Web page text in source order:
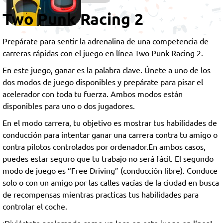
Jugadores
Coches
de 2
Two Punk Racing 2
Prepárate para sentir la adrenalina de una competencia de
carreras rápidas con el juego en línea Two Punk Racing 2.
En este juego, ganar es la palabra clave. Únete a uno de los
dos modos de juego disponibles y prepárate para pisar el
acelerador con toda tu fuerza. Ambos modos están
disponibles para uno o dos jugadores.
En el modo carrera, tu objetivo es mostrar tus habilidades de
conducción para intentar ganar una carrera contra tu amigo o
contra pilotos controlados por ordenador.En ambos casos,
puedes estar seguro que tu trabajo no será fácil. El segundo
modo de juego es “Free Driving” (conducción libre). Conduce
solo o con un amigo por las calles vacías de la ciudad en busca
de recompensas mientras practicas tus habilidades para
controlar el coche.